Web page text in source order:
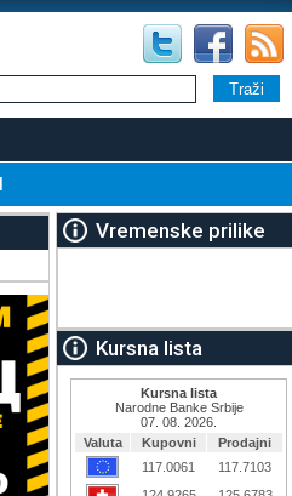
Vremenske prilike
Kursna lista